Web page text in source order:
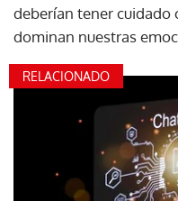
deberían tener cuidado
dominan nuestras
RELACIONADO